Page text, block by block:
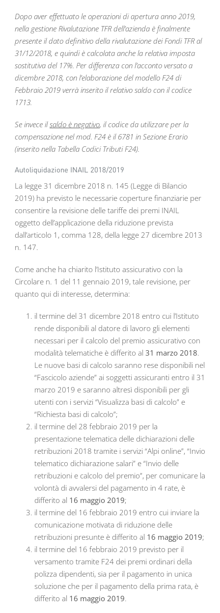
Dopo aver effettuato le operazioni di apertura anno 2019,
nella gestione Rivalutazione TFR dell’azienda è finalmente
presente il dato definitivo della rivalutazione dei Fondi TFR al
31/12/2018, e quindi è calcolata anche la relativa imposta
sostitutiva del 17%. Per differenza con l’acconto versato a
dicembre 2018, con l’elaborazione del modello F24 di
Febbraio 2019 verrà inserito il relativo saldo con il codice
1713.
Se invece ilsaldo è negativo, il codice da utilizzare per la
compensazione nel mod. F24 è il 6781 in Sezione Erario
(inserito nella Tabella Codici Tributi F24).
Autoliquidazione INAIL 2018/2019
La legge 31 dicembre 2018 n. 145 (Legge di Bilancio
2019) ha previsto le necessarie coperture finanziarie per
consentire la revisione delle tariffe dei premi INAIL
oggetto dell’applicazione della riduzione prevista
dall’articolo 1, comma 128, della legge 27 dicembre 2013
n. 147.
Come anche ha chiarito l’Istituto assicurativo con la
Circolare n. 1 del 11 gennaio 2019, tale revisione, per
quanto qui di interesse, determina:
il termine del 31 dicembre 2018 entro cui l’Istituto
rende disponibili al datore di lavoro gli elementi
necessari per il calcolo del premio assicurativo con
modalità telematiche è differito al 31 marzo 2018.
Le nuove basi di calcolo saranno rese disponibili nel
“Fascicolo aziende” ai soggetti assicuranti entro il 31
marzo 2019 e saranno altresì disponibili per gli
utenti con i servizi “Visualizza basi di calcolo” e
“Richiesta basi di calcolo”;
il termine del 28 febbraio 2019 per la
presentazione telematica delle dichiarazioni delle
retribuzioni 2018 tramite i servizi “Alpi online”, “Invio
telematico dichiarazione salari” e “Invio delle
retribuzioni e calcolo del premio”, per comunicare la
volontà di avvalersi del pagamento in 4 rate, è
differito al 16 maggio 2019;
il termine del 16 febbraio 2019 entro cui inviare la
comunicazione motivata di riduzione delle
retribuzioni presunte è differito al 16 maggio 2019;
il termine del 16 febbraio 2019 previsto per il
versamento tramite F24 dei premi ordinari della
polizza dipendenti, sia per il pagamento in unica
soluzione che per il pagamento della prima rata, è
differito al 16 maggio 2019.